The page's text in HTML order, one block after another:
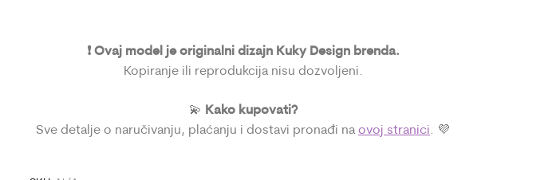
❗ Ovaj model je originalni dizajn Kuky Design brenda.
Kopiranje ili reprodukcija nisu dozvoljeni.
💫 Kako kupovati?
Sve detalje o naručivanju, plaćanju i dostavi pronađi naovoj stranici . 💜